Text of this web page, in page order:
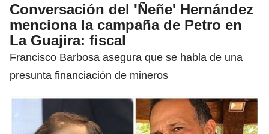
Conversación del 'Ñeñe' Hernández
menciona la campaña de Petro en
La Guajira: fiscal
Francisco Barbosa asegura que se habla de una
presunta financiación de mineros